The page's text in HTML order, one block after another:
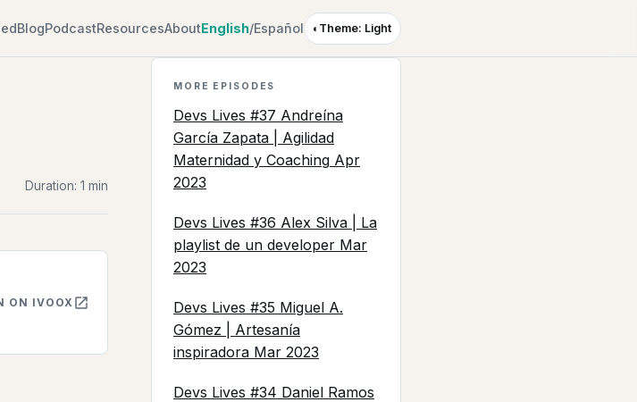
BlogPodcastResourcesAboutEnglish/Español ◐ Theme: Light
Duration: 1 min
ON IVOOX
MORE EPISODES
Devs Lives #37 Andreína
García Zapata | Agilidad
Maternidad y Coaching Apr
2023
Devs Lives #36 Alex Silva | La
playlist de un developer Mar
2023
Devs Lives #35 Miguel A.
Gómez | Artesanía
inspiradora Mar 2023
Devs Lives #34 Daniel Ramos